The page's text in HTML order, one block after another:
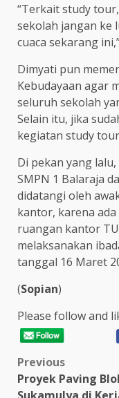
“Terkait study
sekolah jangan ke
cuaca sekarang
Dimyati pun
Kebudayaan agar
seluruh sekolah
Selain itu, jika
kegiatan study
Di pekan yang
SMPN 1 Balaraja
didatangi oleh
kantor, karena
ruangan kantor
melaksanakan
tanggal 16 Maret
(Sopian)
Please follow and
Post
Previous
Proyek Paving